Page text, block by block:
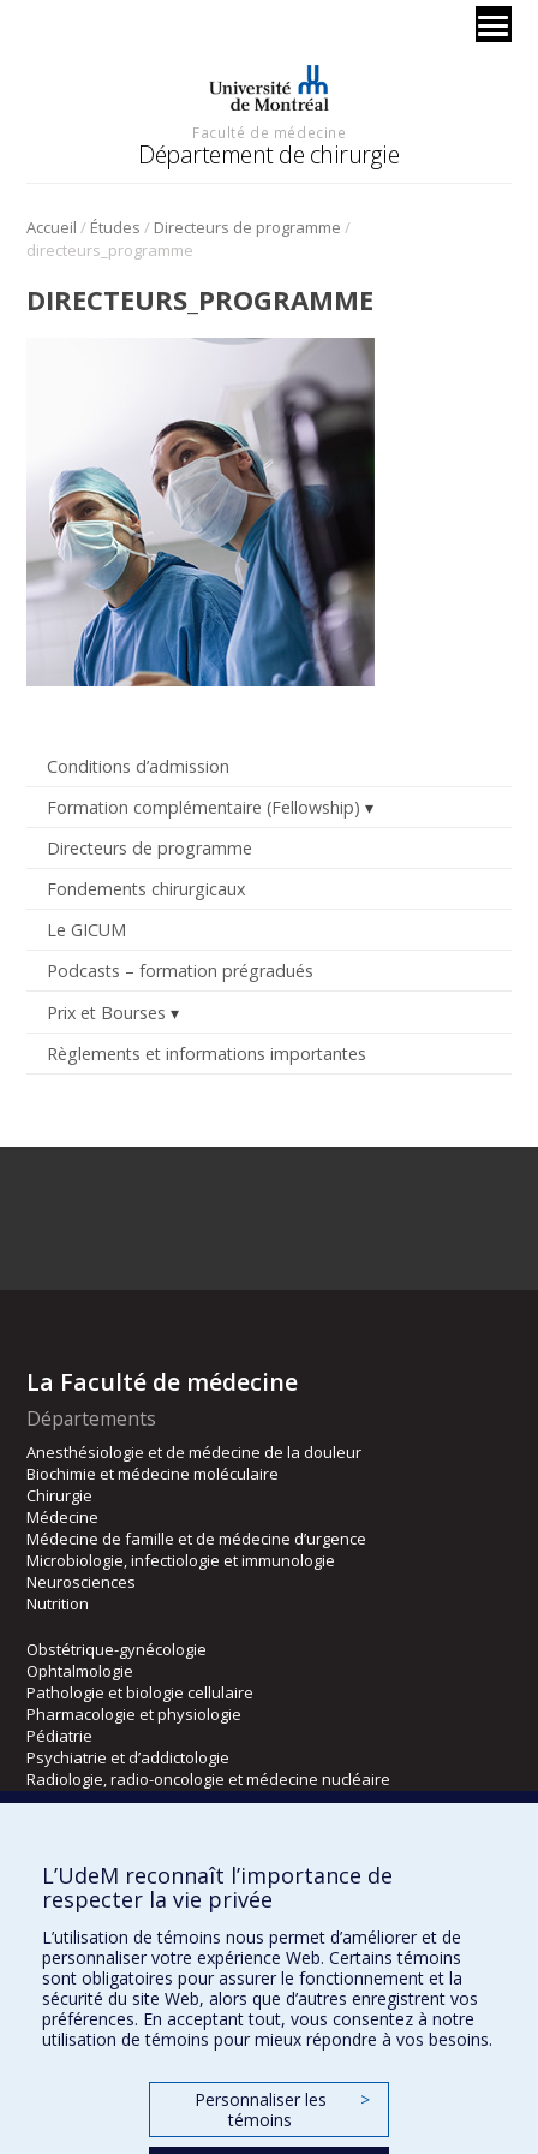
Faculté de médecine
Département de chirurgie
Accueil / Études / Directeurs de programme /
directeurs_programme
Conditions d’admission
Formation complémentaire (Fellowship)
Directeurs de programme
Fondements chirurgicaux
Le GICUM
Podcasts – formation prégradués
Prix et Bourses
Règlements et informations importantes
DIRECTEURS_PROGRAMME
La Faculté de médecine
Départements
Anesthésiologie et de médecine de la douleur
Biochimie et médecine moléculaire
Chirurgie
Médecine
Médecine de famille et de médecine d’urgence
Microbiologie, infectiologie et immunologie
Neurosciences
Nutrition
Obstétrique-gynécologie
Ophtalmologie
Pathologie et biologie cellulaire
Pharmacologie et physiologie
Pédiatrie
Psychiatrie et d’addictologie
Radiologie, radio-oncologie et médecine nucléaire
Kinésiologie et des sciences de l’activité physique
Orthophonie et audiologie
Réadaptation
Directions
DPC
CPASS
L’UdeM reconnaît l’importance de
respecter la vie privée
L’utilisation de témoins nous permet d’améliorer et de
personnaliser votre expérience Web. Certains témoins
sont obligatoires pour assurer le fonctionnement et la
sécurité du site Web, alors que d’autres enregistrent vos
préférences. En acceptant tout, vous consentez à notre
utilisation de témoins pour mieux répondre à vos besoins.
Personnaliser les
témoins
>